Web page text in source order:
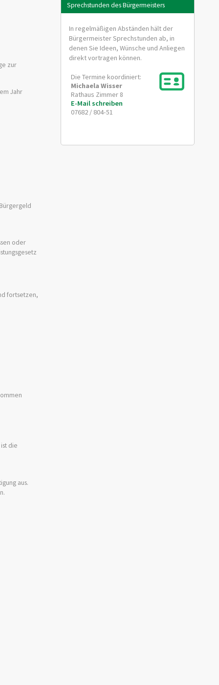
zur
Jahr
oder
fortsetzen,
die
aus.
Sprechstunden des Bürgermeisters
In regelmäßigen Abständen hält der
Bürgermeister Sprechstunden ab, in
denen Sie Ideen, Wünsche und Anliegen
direkt vortragen können.
Die Termine koordiniert:
Michaela Wisser
Rathaus Zimmer 8
E-Mail schreiben
07682 / 804-51